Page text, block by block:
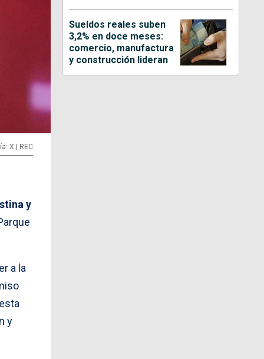
X | REC
y
a la
y
Sueldos reales suben
3,2% en doce meses:
comercio, manufactura
y construcción lideran